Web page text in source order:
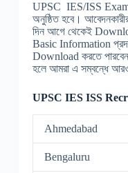
UPSC IES/ISS Exam
অনুষ্ঠিত হবে।
দিন আগে থেকেই
Basic Information
Download করতে
হলে আমরা এ সম্বন্ধে
UPSC IES ISS
Ahmedabad
Bengaluru